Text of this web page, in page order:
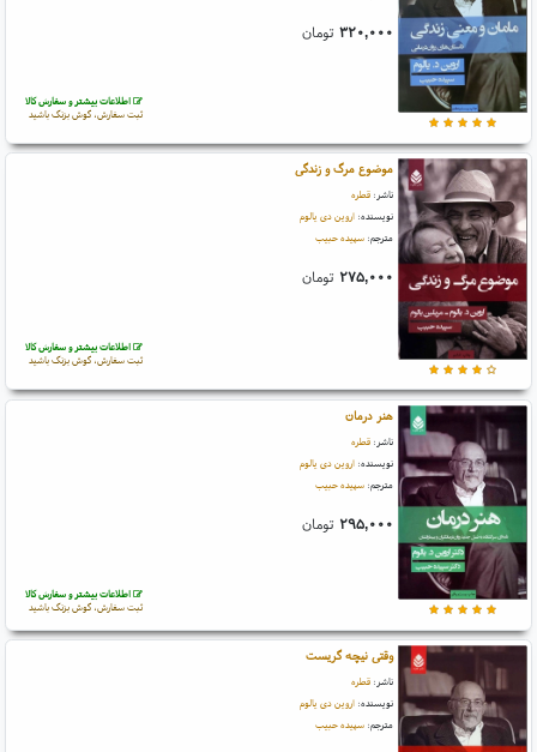
۳۲۰,۰۰۰ تومان
اطلاعات بیشتر و سفارش کالا
ثبت سفارش، گوش بزنگ باشید
موضوع مرگ و زندگی
ناشر: قطره
نویسنده: اروین دی یالوم
مترجم: سپیده حبیب
۲۷۵,۰۰۰ تومان
اطلاعات بیشتر و سفارش کالا
ثبت سفارش، گوش بزنگ باشید
هنر درمان
ناشر: قطره
نویسنده: اروین دی یالوم
مترجم: سپیده حبیب
۲۹۵,۰۰۰ تومان
اطلاعات بیشتر و سفارش کالا
ثبت سفارش، گوش بزنگ باشید
وقتی نیچه گریست
ناشر: قطره
نویسنده: اروین دی یالوم
مترجم: سپیده حبیب